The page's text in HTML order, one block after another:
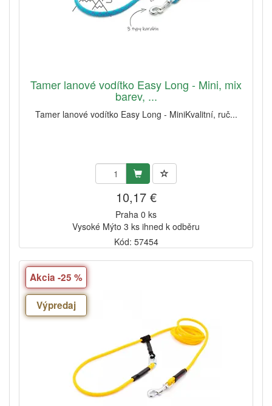
Tamer lanové vodítko Easy Long - Mini, mix
barev, ...
Tamer lanové vodítko Easy Long - MiniKvalitní, ruč...
10,17 €
Praha 0 ks
Vysoké Mýto 3 ks ihned k odběru
Kód: 57454
Akcia -25 %
Výpredaj